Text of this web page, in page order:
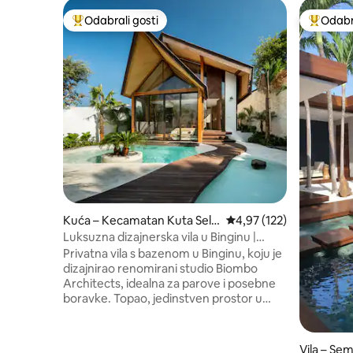
Među najviše rangiranima s oznakom „Odabrali gosti”
Odabrali gosti
Kuća – Kecamatan Kuta Sela
tan
Prosječna ocjena:
4,97 (122)
Luksuzna dizajnerska vila u Binginu |
Privatni bazen
Privatna vila s bazenom u Binginu, koju je
dizajnirao renomirani studio Biombo
Architects, idealna za parove i posebne
boravke. Topao, jedinstven prostor u
Među
Vila –